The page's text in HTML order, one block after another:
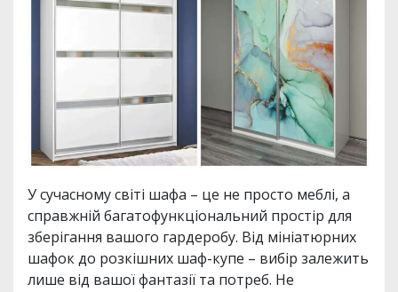
У сучасному світі шафа – це не просто меблі, а
справжній багатофункціональний простір для
зберігання вашого гардеробу. Від мініатюрних
шафок до розкішних шаф-купе – вибір залежить
лише від вашої фантазії та потреб. Не